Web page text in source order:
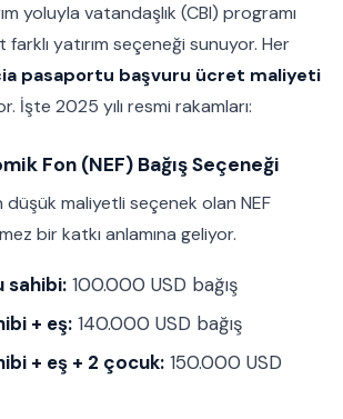
yoluyla vatandaşlık (CBI) programı
yatırım seçeneği sunuyor. Her
pasaportu başvuru ücret maliyeti
İşte 2025 yılı resmi rakamları:
Fon (NEF) Bağış Seçeneği
maliyetli seçenek olan NEF
bir katkı anlamına geliyor.
sahibi: 100.000 USD bağış
+ eş: 140.000 USD bağış
+ eş + 2 çocuk: 150.000 USD